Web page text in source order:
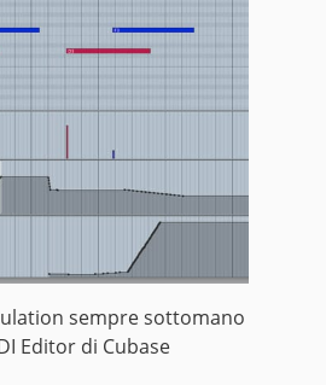
sempre sottomano
Editor di Cubase